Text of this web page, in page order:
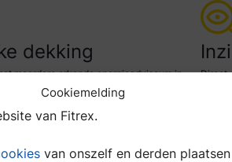
Cookiemelding
van Fitrex.
van onszelf en derden
dekking
meerdere erkende energieadviseurs in Direct
de